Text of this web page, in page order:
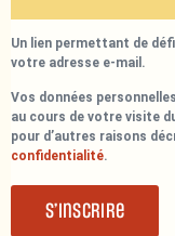
Un lien permettant de
votre adresse e-mail.
Vos données
au cours de votre visite
pour d’autres raisons
confidentialité.
S’inscrire